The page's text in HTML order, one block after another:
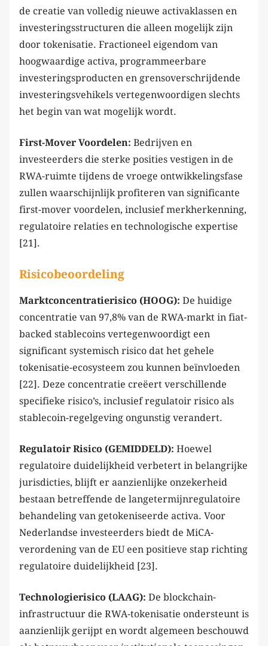
de creatie van volledig nieuwe activaklassen en
investeringsstructuren die alleen mogelijk zijn
door tokenisatie. Fractioneel eigendom van
hoogwaardige activa, programmeerbare
investeringsproducten en grensoverschrijdende
investeringsvehikels vertegenwoordigen slechts
het begin van wat mogelijk wordt.
First-Mover Voordelen: Bedrijven en
investeerders die sterke posities vestigen in de
RWA-ruimte tijdens de vroege ontwikkelingsfase
zullen waarschijnlijk profiteren van significante
first-mover voordelen, inclusief merkherkenning,
regulatoire relaties en technologische expertise
[21].
Risicobeoordeling
Marktconcentratierisico (HOOG): De huidige
concentratie van 97,8% van de RWA-markt in fiat-
backed stablecoins vertegenwoordigt een
significant systemisch risico dat het gehele
tokenisatie-ecosysteem zou kunnen beïnvloeden
[22]. Deze concentratie creëert verschillende
specifieke risico’s, inclusief regulatoir risico als
stablecoin-regelgeving ongunstig verandert.
Regulatoir Risico (GEMIDDELD): Hoewel
regulatoire duidelijkheid verbetert in belangrijke
jurisdicties, blijft er aanzienlijke onzekerheid
bestaan betreffende de langetermijnregulatoire
behandeling van getokeniseerde activa. Voor
Nederlandse investeerders biedt de MiCA-
verordening van de EU een positieve stap richting
regulatoire duidelijkheid [23].
Technologierisico (LAAG): De blockchain-
infrastructuur die RWA-tokenisatie ondersteunt is
aanzienlijk gerijpt en wordt algemeen beschouwd